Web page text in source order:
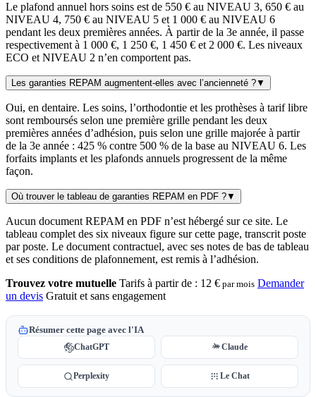
Le plafond annuel hors soins est de 550 € au NIVEAU 3, 650 € au
NIVEAU 4, 750 € au NIVEAU 5 et 1 000 € au NIVEAU 6
pendant les deux premières années. À partir de la 3e année, il passe
respectivement à 1 000 €, 1 250 €, 1 450 € et 2 000 €. Les niveaux
ECO et NIVEAU 2 n’en comportent pas.
Les garanties REPAM augmentent-elles avec l’ancienneté ?▼
Oui, en dentaire. Les soins, l’orthodontie et les prothèses à tarif libre
sont remboursés selon une première grille pendant les deux
premières années d’adhésion, puis selon une grille majorée à partir
de la 3e année : 425 % contre 500 % de la base au NIVEAU 6. Les
forfaits implants et les plafonds annuels progressent de la même
façon.
Où trouver le tableau de garanties REPAM en PDF ?▼
Aucun document REPAM en PDF n’est hébergé sur ce site. Le
tableau complet des six niveaux figure sur cette page, transcrit poste
par poste. Le document contractuel, avec ses notes de bas de tableau
et ses conditions de plafonnement, est remis à l’adhésion.
Trouvez votre mutuelle Tarifs à partir de : 12 € par mois Demander
un devis Gratuit et sans engagement
Résumer cette page avec l'IA
ChatGPT Claude
Perplexity Le Chat